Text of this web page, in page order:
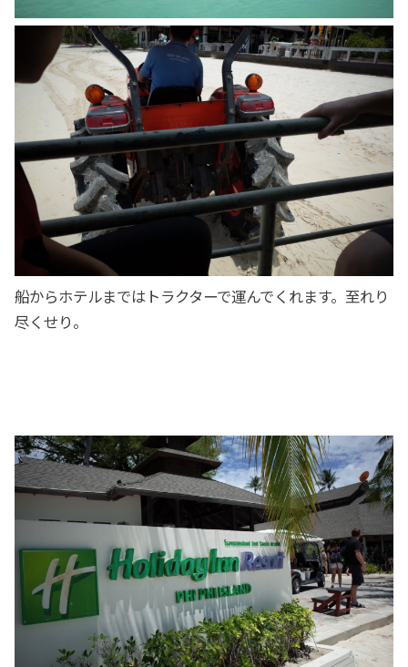
船からホテルまではトラクターで運んでくれます。至れり
尽くせり。